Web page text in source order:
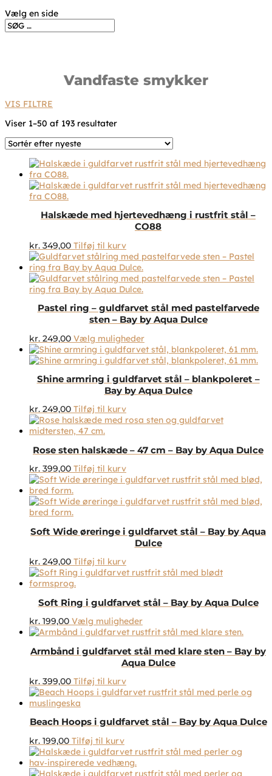
Vælg en side
Vandfaste smykker
VIS FILTRE
Viser 1–50 af 193 resultaterSorteret
Halskæde med hjertevedhæng i rustfrit stål –
CO88
kr. 349,00 Tilføj til kurv
Pastel ring – guldfarvet stål med pastelfarvede
sten – Bay by Aqua Dulce
kr. 249,00 Vælg mulighederDette
vare
har
varianter.
Mulighederne
på
Shine armring i guldfarvet stål – blankpoleret –
Bay by Aqua Dulce
kr. 249,00 Tilføj til kurv
Rose sten halskæde – 47 cm – Bay by Aqua Dulce
kr. 399,00 Tilføj til kurv
Soft Wide øreringe i guldfarvet stål – Bay by Aqua
Dulce
kr. 249,00 Tilføj til kurv
Soft Ring i guldfarvet stål – Bay by Aqua Dulce
kr. 199,00 Vælg mulighederDette
vare
flere
varianter.
vælges
varesiden
Armbånd i guldfarvet stål med klare sten – Bay by
Aqua Dulce
kr. 399,00 Tilføj til kurv
Beach Hoops i guldfarvet stål – Bay by Aqua Dulce
kr. 199,00 Tilføj til kurv